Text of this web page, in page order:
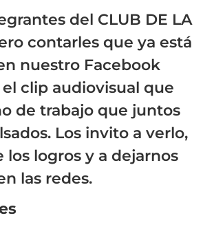
del CLUB DE LA
contarles que ya está
nuestro Facebook
clip audiovisual que
de trabajo que juntos
Los invito a verlo,
los logros y a dejarnos
las redes.